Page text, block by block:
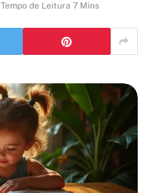
Tempo de Leitura 7 Mins